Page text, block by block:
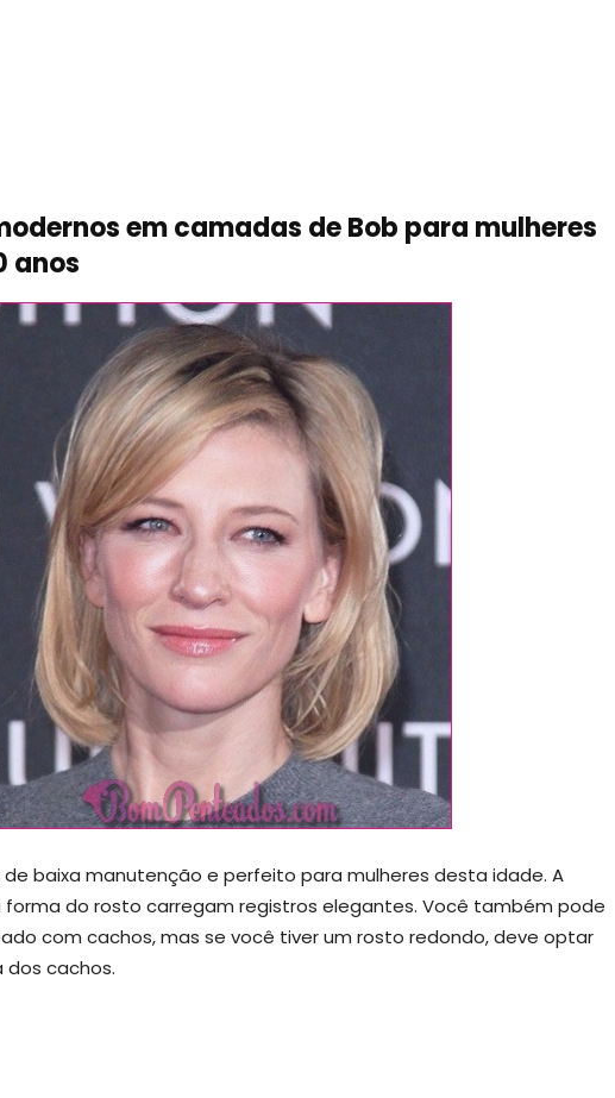
em camadas de Bob para mulheres
anos
baixa manutenção e perfeito para mulheres desta idade. A
do rosto carregam registros elegantes. Você também pode
com cachos, mas se você tiver um rosto redondo, deve optar
dos cachos.